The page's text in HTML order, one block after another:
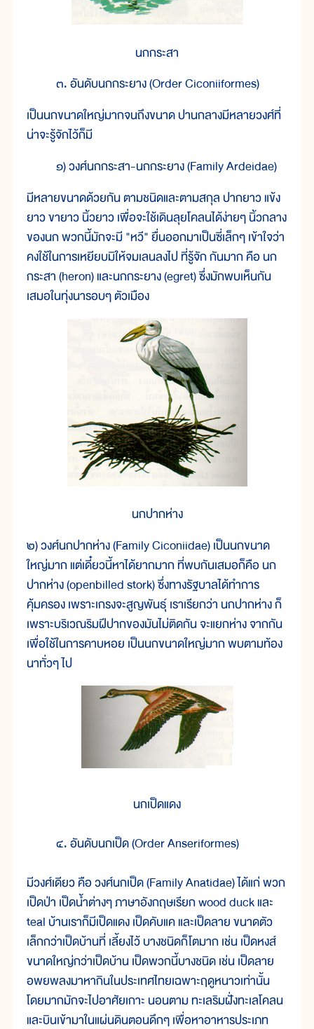
นกกระสา
๓. อันดับนกกระยาง (Order Ciconiiformes)
เป็นนกขนาดใหญ่มากจนถึงขนาด ปานกลางมีหลายวงศ์ที่
น่าจะรู้จักไว้ก็มี
๑) วงศ์นกกระสา-นกกระยาง (Family Ardeidae)
มีหลายขนาดด้วยกัน ตามชนิดและตามสกุล ปากยาว แข้ง
ยาว ขายาว นิ้วยาว เพื่อจะใช้เดินลุยโคลนได้ง่ายๆ นิ้วกลาง
ของนก พวกนี้มักจะมี "หวี" ยื่นออกมาเป็นซี่เล็กๆ เข้าใจว่า
คงใช้ในการเหยียบมิให้จมเลนลงไป ที่รู้จัก กันมาก คือ นก
กระสา (heron) และนกกระยาง (egret) ซึ่งมักพบเห็นกัน
เสมอในทุ่งนารอบๆ ตัวเมือง
นกปากห่าง
๒) วงศ์นกปากห่าง (Family Ciconiidae) เป็นนกขนาด
ใหญ่มาก แต่เดี๋ยวนี้หาได้ยากมาก ที่พบกันเสมอก็คือ นก
ปากห่าง (openbilled stork) ซึ่งทางรัฐบาลได้ทำการ
คุ้มครอง เพราะเกรงจะสูญพันธุ์ เราเรียกว่า นกปากห่าง ก็
เพราะบริเวณริมฝีปากของมันไม่ติดกัน จะแยกห่าง จากกัน
เพื่อใช้ในการคาบหอย เป็นนกขนาดใหญ่มาก พบตามท้อง
นาทั่วๆ ไป
นกเป็ดแดง
๔. อันดับนกเป็ด (Order Anseriformes)
มีวงศ์เดียว คือ วงศ์นกเป็ด (Family Anatidae) ได้แก่ พวก
เป็ดป่า เป็ดน้ำต่างๆ ภาษาอังกฤษเรียก wood duck และ
teal บ้านเราก็มีเป็ดแดง เป็ดคับแค และเป็ดลาย ขนาดตัว
เล็กกว่าเป็ดบ้านที่ เลี้ยงไว้ บางชนิดก็โตมาก เช่น เป็ดหงส์
ขนาดใหญ่กว่าเป็ดบ้าน เป็ดพวกนี้บางชนิด เช่น เป็ดลาย
อพยพลงมาหากินในประเทศไทยเฉพาะฤดูหนาวเท่านั้น
โดยมากมักจะไปอาศัยเกาะ นอนตาม ทะเลริมฝั่งทะเลโคลน
และบินเข้ามาในแผ่นดินตอนดึกๆ เพื่อหาอาหารประเภท